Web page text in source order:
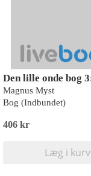
Magnus Myst
Bog (Indbundet)
406 kr
Læg i kurv